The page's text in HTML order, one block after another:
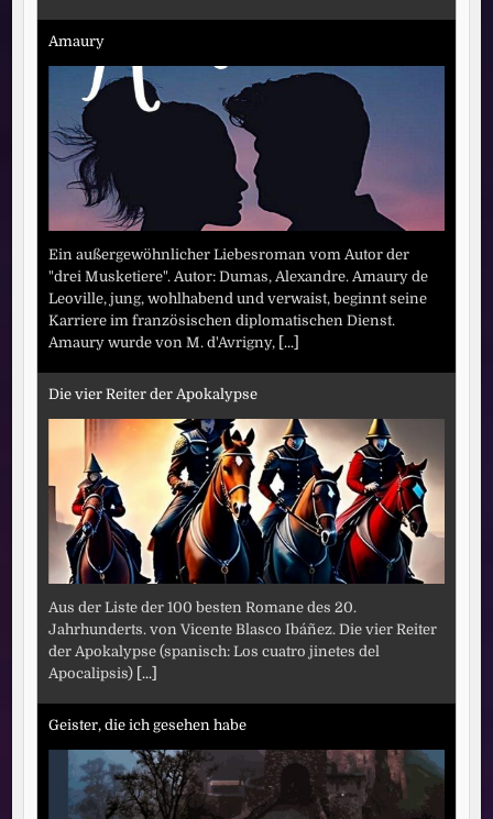
Amaury
Ein außergewöhnlicher Liebesroman vom Autor der
"drei Musketiere". Autor: Dumas, Alexandre. Amaury de
Leoville, jung, wohlhabend und verwaist, beginnt seine
Karriere im französischen diplomatischen Dienst.
Amaury wurde von M. d'Avrigny, [...]
Die vier Reiter der Apokalypse
Aus der Liste der 100 besten Romane des 20.
Jahrhunderts. von Vicente Blasco Ibáñez. Die vier Reiter
der Apokalypse (spanisch: Los cuatro jinetes del
Apocalipsis) [...]
Geister, die ich gesehen habe